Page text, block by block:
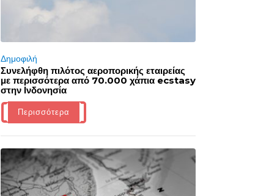
Δημοφιλή
Συνελήφθη πιλότος αεροπορικής εταιρείας
με περισσότερα από 70.000 χάπια ecstasy
στην Ινδονησία
Περισσότερα